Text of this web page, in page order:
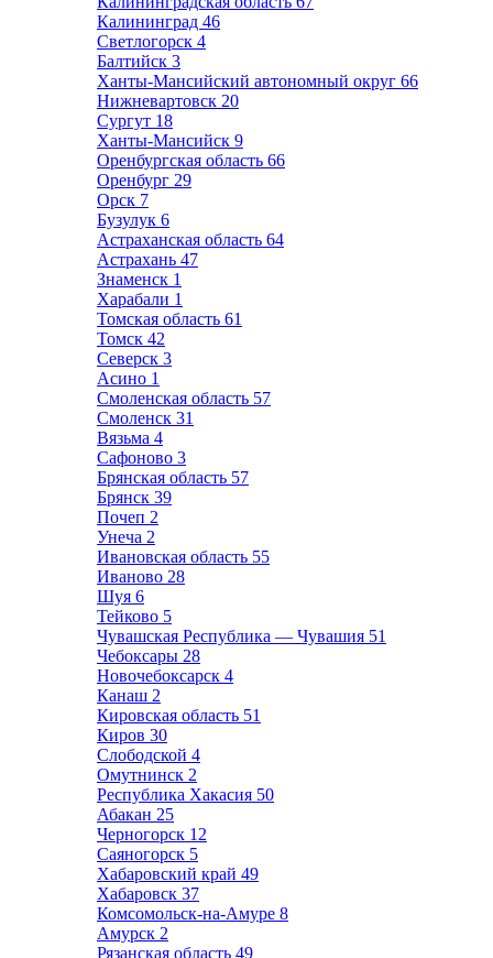
Калининград 46
Светлогорск 4
Балтийск 3
Ханты-Мансийский автономный округ 66
Нижневартовск 20
Сургут 18
Ханты-Мансийск 9
Оренбургская область 66
Оренбург 29
Орск 7
Бузулук 6
Астраханская область 64
Астрахань 47
Знаменск 1
Харабали 1
Томская область 61
Томск 42
Северск 3
Асино 1
Смоленская область 57
Смоленск 31
Вязьма 4
Сафоново 3
Брянская область 57
Брянск 39
Почеп 2
Унеча 2
Ивановская область 55
Иваново 28
Шуя 6
Тейково 5
Чувашская Республика — Чувашия 51
Чебоксары 28
Новочебоксарск 4
Канаш 2
Кировская область 51
Киров 30
Слободской 4
Омутнинск 2
Республика Хакасия 50
Абакан 25
Черногорск 12
Саяногорск 5
Хабаровский край 49
Хабаровск 37
Комсомольск-на-Амуре 8
Амурск 2
Рязанская область 49